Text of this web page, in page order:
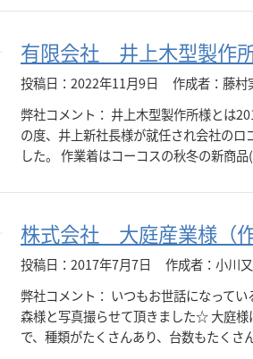
有限会社 井上木型製作
投稿日：2022年11月9日
作成者：藤村
弊社コメント： 井上木型製作所様とは
の度、井上新社長様が就任され会社の
した。 作業着はコーコスの秋冬の新商
株式会社 大庭産業様（作
投稿日：2017年7月7日
作成者：小川
弊社コメント： いつもお世話になって
森様と写真撮らせて頂きました☆ 大庭
で、種類がたくさんあり、台数もたく